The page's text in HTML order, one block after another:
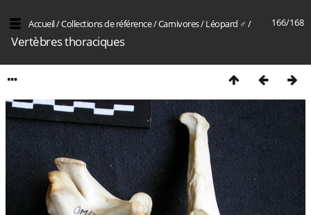
166/168
Accueil/Collections de référence/Carnivores/Léopard ♂ /
Vertèbres thoraciques